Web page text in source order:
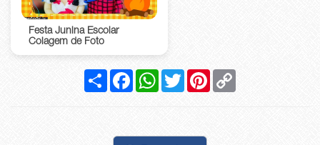
Festa Junina Escolar
Colagem de Foto
CompartilharFacebookWhatsApp
Twitter Pinterest